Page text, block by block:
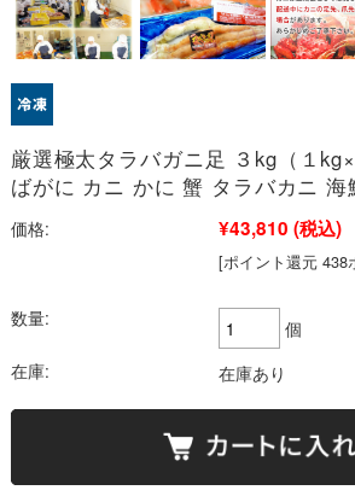
厳選極太タラバガニ足 ３kg（１
ばがに カニ かに 蟹 タラバカニ 海
価格: ¥43,810 (税込)
[ポイント還元 438
数量:
個
在庫:
在庫あり